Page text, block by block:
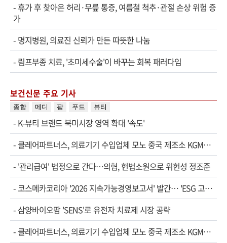
-휴가 후 찾아온 허리·무릎 통증, 여름철 척추·관절 손상 위험 증
가
- 명지병원, 의료진 신뢰가 만든 따뜻한 나눔
- 림프부종 치료, '초미세수술'이 바꾸는 회복 패러다임
보건신문 주요 기사
종합 메디 팜 푸드 뷰티
- K-뷰티 브랜드 북미시장 영역 확대 '속도'
- 클레어파트너스, 의료기기 수입업체 모노 중국 제조소 KGM…
- '관리급여' 법정으로 간다…의협, 헌법소원으로 위헌성 정조준
- 코스메카코리아 '2026 지속가능경영보고서' 발간… 'ESG 고…
- 삼양바이오팜 'SENS'로 유전자 치료제 시장 공략
- 클레어파트너스, 의료기기 수입업체 모노 중국 제조소 KGM…